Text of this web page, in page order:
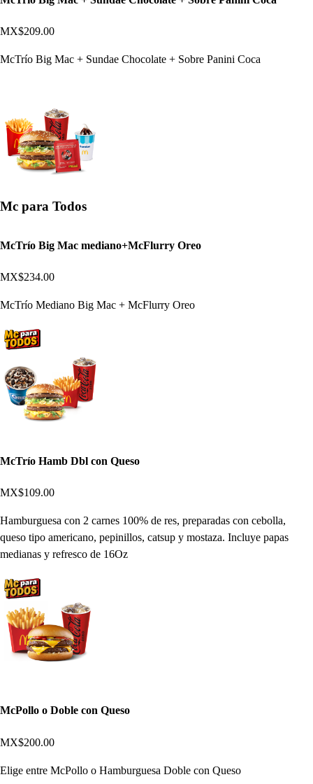
MX$209.00
McTrío Big Mac + Sundae Chocolate + Sobre Panini Coca
Mc para Todos
McTrío Big Mac mediano+McFlurry Oreo
MX$234.00
McTrío Mediano Big Mac + McFlurry Oreo
McTrío Hamb Dbl con Queso
MX$109.00
Hamburguesa con 2 carnes 100% de res, preparadas con cebolla,
queso tipo americano, pepinillos, catsup y mostaza. Incluye papas
medianas y refresco de 16Oz
McPollo o Doble con Queso
MX$200.00
Elige entre McPollo o Hamburguesa Doble con Queso